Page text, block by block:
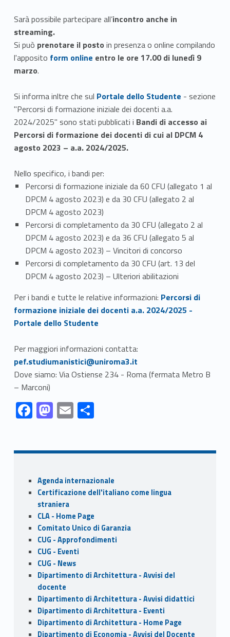
Sarà possibile partecipare all’incontro anche in
streaming.
Si può prenotare il posto in presenza o online compilando
l'apposito Link identifier #identifier__4966-1
form online entro le ore 17.00 di lunedì 9
marzo.
Si informa inltre che sul Link identifier #identifier__115692-2
Portale dello Studente - sezione
"Percorsi di formazione iniziale dei docenti a.a.
2024/2025" sono stati pubblicati i Bandi di accesso ai
Percorsi di formazione dei docenti di cui al DPCM 4
agosto 2023 – a.a. 2024/2025.
Nello specifico, i bandi per:
Percorsi di formazione iniziale da 60 CFU (allegato 1 al
DPCM 4 agosto 2023) e da 30 CFU (allegato 2 al
DPCM 4 agosto 2023)
Percorsi di completamento da 30 CFU (allegato 2 al
DPCM 4 agosto 2023) e da 36 CFU (allegato 5 al
DPCM 4 agosto 2023) – Vincitori di concorso
Percorsi di completamento da 30 CFU (art. 13 del
DPCM 4 agosto 2023) – Ulteriori abilitazioni
Per i bandi e tutte le relative informazioni: Link identifier #identifier__40950-3
Percorsi di
formazione iniziale dei docenti a.a. 2024/2025 -
Portale dello Studente
Per maggiori informazioni contatta:
pef.studiumanistici@uniroma3.it
Dove siamo: Via Ostiense 234 - Roma (fermata Metro B
– Marconi)
Link identifier #identifier__44937-1
F
ac
b
o
o
k
Link identifier #identifier__114142-2 M
as
d
o
n
Link identifier #identifier__152298-3 E
m
l
Link identifier #identifier__197411-4 S
h
e
Sidebar
Agenda internazionale
Certificazione dell'italiano come lingua
straniera
CLA - Home Page
Comitato Unico di Garanzia
CUG - Approfondimenti
CUG - Eventi
CUG - News
Dipartimento di Architettura - Avvisi del
docente
Dipartimento di Architettura - Avvisi didattici
Dipartimento di Architettura - Eventi
Dipartimento di Architettura - Home Page
Dipartimento di Economia - Avvisi del Docente